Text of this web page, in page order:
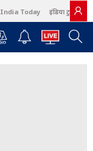
India Today इंडिया टुडे हिंदी